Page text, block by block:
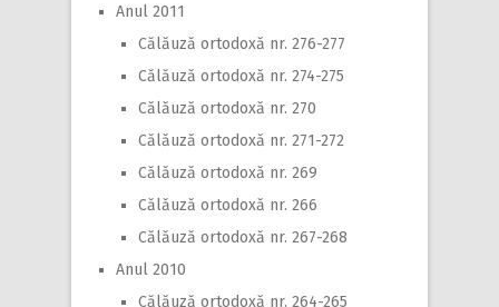
Anul 2011
Călăuză ortodoxă nr. 276-277
Călăuză ortodoxă nr. 274-275
Călăuză ortodoxă nr. 270
Călăuză ortodoxă nr. 271-272
Călăuză ortodoxă nr. 269
Călăuză ortodoxă nr. 266
Călăuză ortodoxă nr. 267-268
Anul 2010
Călăuză ortodoxă nr. 264-265